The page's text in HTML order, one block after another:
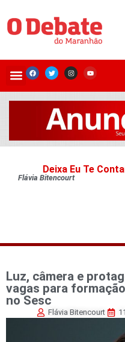
Deixa Eu Te
Flávia Bitencourt
Luz, câmera e
vagas para
no Sesc
Flávia Bitencourt